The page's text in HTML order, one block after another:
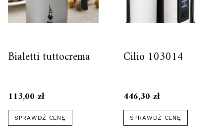
Bialetti tuttocrema
113,00 zł
SPRAWDŹ CENĘ
Cilio 103014
446,30 zł
SPRAWDŹ CENĘ